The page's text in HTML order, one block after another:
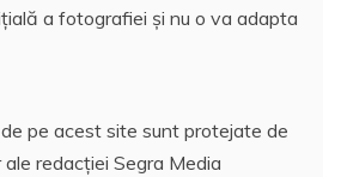
a fotografiei și nu o va adapta
pe acest site sunt protejate de
redacției Segra Media